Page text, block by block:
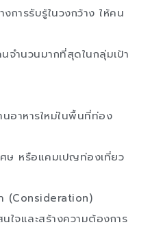
การรับรู้ในวงกว้าง ให้คน
จำนวนมากที่สุดในกลุ่มเป้า
อาหารใหม่ในพื้นที่ท่อง
ศษ หรือแคมเปญท่องเที่ยว
(Consideration)
ใจและสร้างความต้องการ